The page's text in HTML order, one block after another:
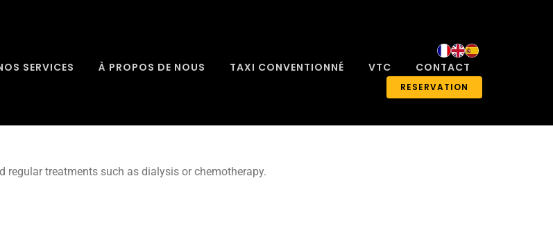
SERVICES À PROPOS DE NOUS TAXI CONVENTIONNÉ VTC CONTACT
RESERVATION
treatments such as dialysis or chemotherapy.